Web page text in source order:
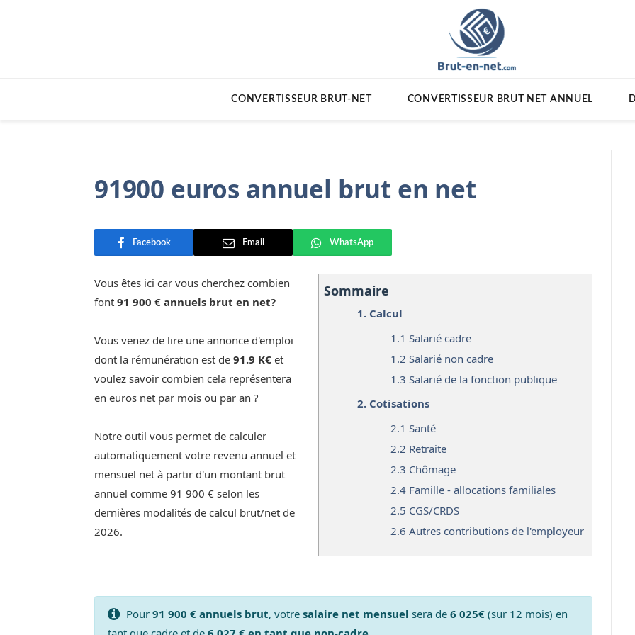
CONVERTISSEUR BRUT-NET CONVERTISSEUR BRUT NET ANNUEL
91900 euros annuel brut en net
Facebook Email WhatsApp
Sommaire
1. Calcul
1.1 Salarié cadre
1.2 Salarié non cadre
1.3 Salarié de la fonction publique
2. Cotisations
2.1 Santé
2.2 Retraite
2.3 Chômage
2.4 Famille - allocations familiales
2.5 CGS/CRDS
2.6 Autres contributions de l'employeur
Vous êtes ici car vous cherchez combien
font 91 900 € annuels brut en net?
Vous venez de lire une annonce d'emploi
dont la rémunération est de 91.9 K€ et
voulez savoir combien cela représentera
en euros net par mois ou par an ?
Notre outil vous permet de calculer
automatiquement votre revenu annuel et
mensuel net à partir d'un montant brut
annuel comme 91 900 € selon les
dernières modalités de calcul brut/net de
2026.
Pour 91 900 € annuels brut, votre salaire net mensuel sera de 6 025€(sur 12 mois) en